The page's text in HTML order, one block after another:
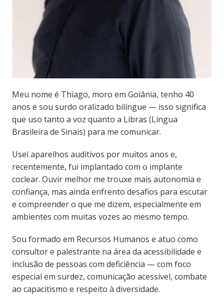
Meu nome é Thiago, moro em Goiânia, tenho 40
anos e sou surdo oralizado bilíngue — isso significa
que uso tanto a voz quanto a Libras (Língua
Brasileira de Sinais) para me comunicar.
Usei aparelhos auditivos por muitos anos e,
recentemente, fui implantado com o implante
coclear. Ouvir melhor me trouxe mais autonomia e
confiança, mas ainda enfrento desafios para escutar
e compreender o que me dizem, especialmente em
ambientes com muitas vozes ao mesmo tempo.
Sou formado em Recursos Humanos e atuo como
consultor e palestrante na área da acessibilidade e
inclusão de pessoas com deficiência — com foco
especial em surdez, comunicação acessível, combate
ao capacitismo e respeito à diversidade.